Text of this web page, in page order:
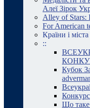
Алеї Зірок
Alley of Stars:
For American
Країни і міста
::
Кубок
Що таке